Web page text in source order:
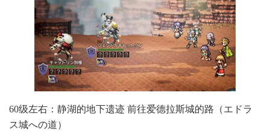
60级左右：静湖的地下遗迹 前往爱德拉斯城的路（エドラ
ス城への道）